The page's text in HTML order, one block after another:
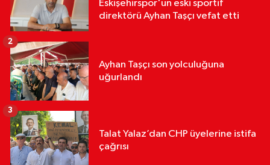
Eskişehirspor'un eski sportif
direktörü Ayhan Taşçı vefat etti
Ayhan Taşçı son yolculuğuna
uğurlandı
2
Talat Yalaz’dan CHP üyelerine istifa
çağrısı
3